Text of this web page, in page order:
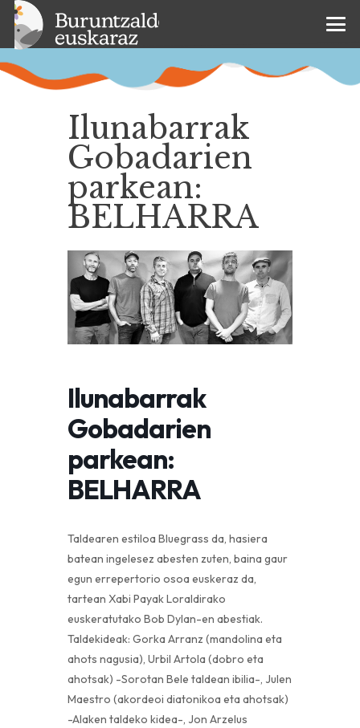
Ilunabarrak
Gobadarien
parkean:
BELHARRA
Ilunabarrak
Gobadarien
parkean:
BELHARRA
Taldearen estiloa Bluegrass da, hasiera
batean ingelesez abesten zuten, baina gaur
egun errepertorio osoa euskeraz da,
tartean Xabi Payak Loraldirako
euskeratutako Bob Dylan-en abestiak.
Taldekideak: Gorka Arranz (mandolina eta
ahots nagusia), Urbil Artola (dobro eta
ahotsak) -Sorotan Bele taldean ibilia-, Julen
Maestro (akordeoi diatonikoa eta ahotsak)
-Alaken taldeko kidea-, Jon Arzelus